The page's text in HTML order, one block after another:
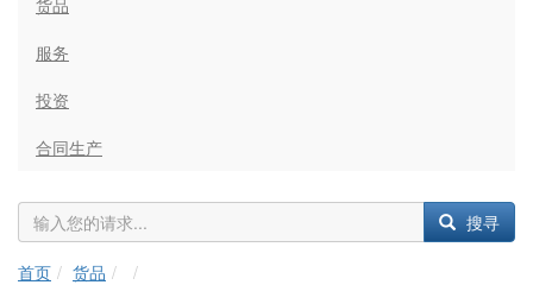
货品
服务
投资
合同生产
搜寻
首页 货品